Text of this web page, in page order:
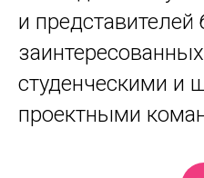
и представителей
студенческими и
проектными